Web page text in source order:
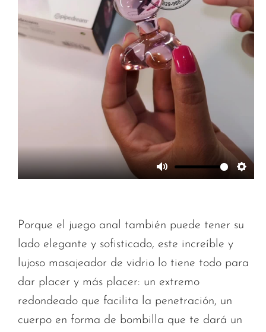
Porque el juego anal también puede tener su
lado elegante y sofisticado, este increíble y
lujoso masajeador de vidrio lo tiene todo para
dar placer y más placer: un extremo
redondeado que facilita la penetración, un
cuerpo en forma de bombilla que te dará un